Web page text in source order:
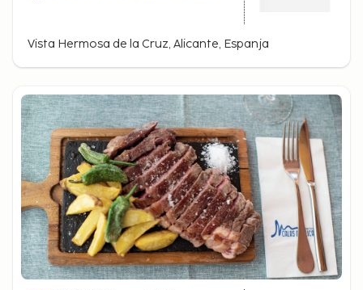
Vista Hermosa de la Cruz, Alicante, Espanja